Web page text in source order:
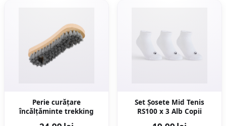
Perie curățare
încălțăminte trekking
Set Şosete Mid Tenis
RS100 x 3 Alb Copii